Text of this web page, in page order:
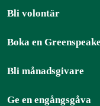
Bli volontär
Boka en
Bli månadsgivare
Ge en engångsgåva